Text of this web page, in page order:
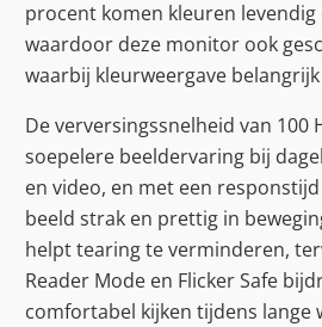
procent komen kleuren
waardoor deze monitor ook
waarbij kleurweergave belangrijk
De verversingssnelheid van 100
soepelere beeldervaring bij
en video, en met een
beeld strak en prettig in
helpt tearing te verminderen,
Reader Mode en Flicker Safe
comfortabel kijken tijdens lange